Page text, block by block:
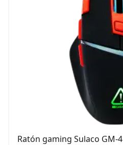
Ratón gaming Sulaco GM-4